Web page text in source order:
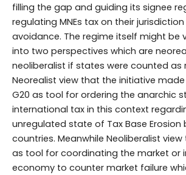
filling the gap and guiding its signee
regulating MNEs tax on their
avoidance. The regime itself might be
into two perspectives which are
neoliberalist if states were counted as
Neorealist view that the initiative made
G20 as tool for ordering the anarchic
international tax in this context
unregulated state of Tax Base Erosion
countries. Meanwhile Neoliberalist
as tool for coordinating the market or
economy to counter market failure